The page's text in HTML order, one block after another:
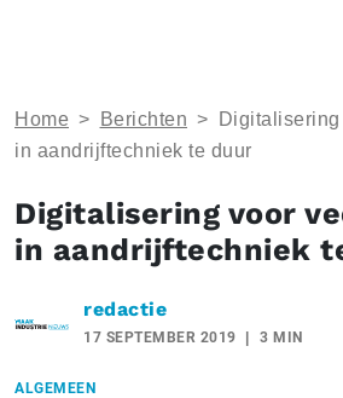
Home > Berichten >
in aandrijftechniek te duur
Digitalisering voor
in aandrijftechniek
redactie
17 SEPTEMBER 2019 3 MIN
ALGEMEEN